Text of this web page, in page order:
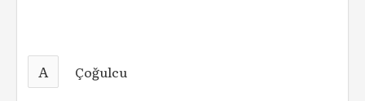
A Çoğulcu